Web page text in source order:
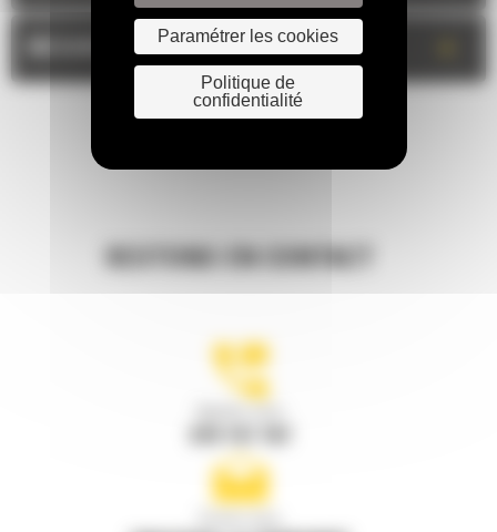
RESTONS EN CONTACT
Paramétrer les cookies
Politique de
confidentialité